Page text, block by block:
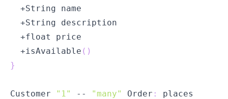
  +isAvailable
( )
}
Customer "1" -- "many" Order :